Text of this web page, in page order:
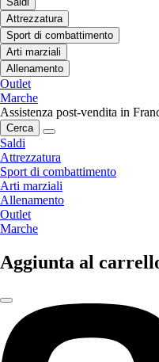
Attrezzatura
Sport di combattimento
Arti marziali
Allenamento
Outlet
Marche
Assistenza post-vendita in
Cerca
Saldi
Attrezzatura
Sport di combattimento
Arti marziali
Allenamento
Outlet
Marche
Aggiunta al